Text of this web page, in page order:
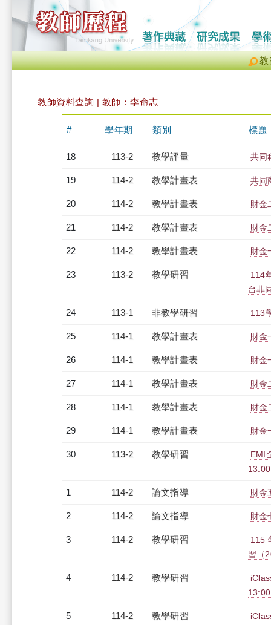
教
教師資料查詢 | 教師：李命志
# 學年期 類別 標題
18 113-2 教學評量 共同
19 114-2 教學計畫表 共同
20 114-2 教學計畫表 財金
21 114-2 教學計畫表 財金
22 114-2 教學計畫表 財金
23 113-2 教學研習
114
台非
24 113-1 非教學研習 113
25 114-1 教學計畫表 財金
26 114-1 教學計畫表 財金
27 114-1 教學計畫表 財金
28 114-1 教學計畫表 財金
29 114-1 教學計畫表 財金
30 113-2 教學研習
EMI
1 114-2 論文指導 財金
2 114-2 論文指導 財金
3 114-2 教學研習
115
習（
4 114-2 教學研習
5 114-2 教學研習